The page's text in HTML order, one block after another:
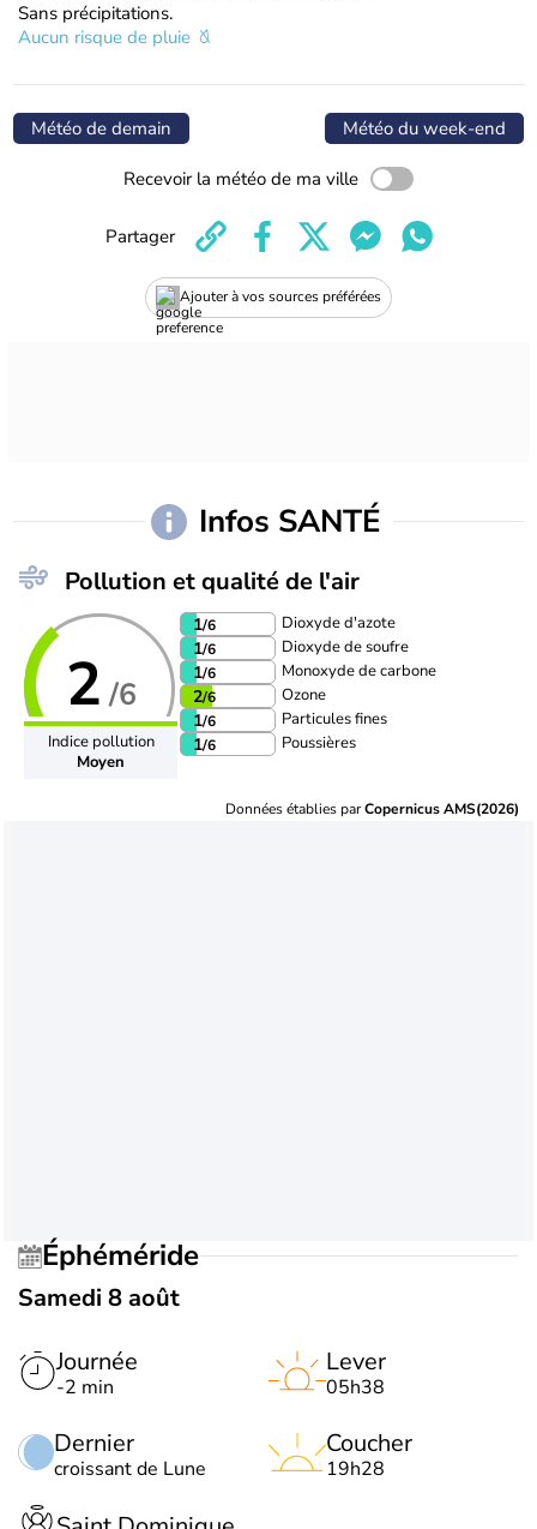
Sans précipitations.
Aucun risque de pluie
Météo de demain Météo du week-end
Recevoir la météo de ma ville
Ajouter à vos sources préférées
Partager
Infos SANTÉ
Pollution et qualité de l'air
2 /6
Indice pollution
Moyen
1/6 Dioxyde d'azote
1/6 Dioxyde de soufre
1/6 Monoxyde de carbone
2/6 Ozone
1/6 Particules fines
1/6 Poussières
Données établies parCopernicus AMS(2026)
Éphéméride
Samedi 8 août
Journée
-2 min
Dernier
croissant de Lune
Lever
05h38
Coucher
19h28